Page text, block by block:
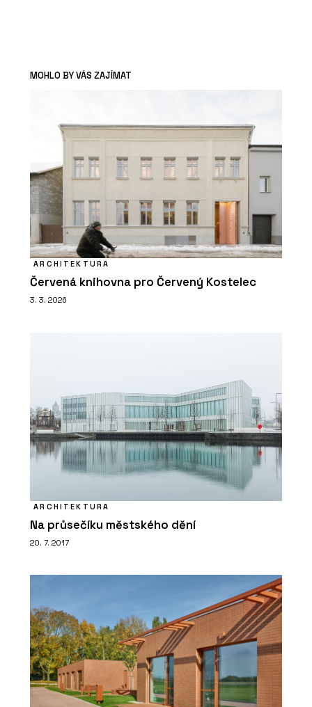
MOHLO BY VÁS ZAJÍMAT
ARCHITEKTURA
Červená knihovna pro Červený Kostelec
3. 3. 2026
ARCHITEKTURA
Na průsečíku městského dění
20. 7. 2017